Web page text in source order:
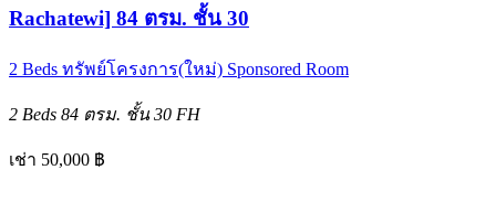
Rachatewi] 84 ตรม. ชั้น 30
2 Beds ทรัพย์โครงการ(ใหม่) Sponsored Room
2 Beds 84 ตรม. ชั้น 30 FH
เช่า 50,000 ฿